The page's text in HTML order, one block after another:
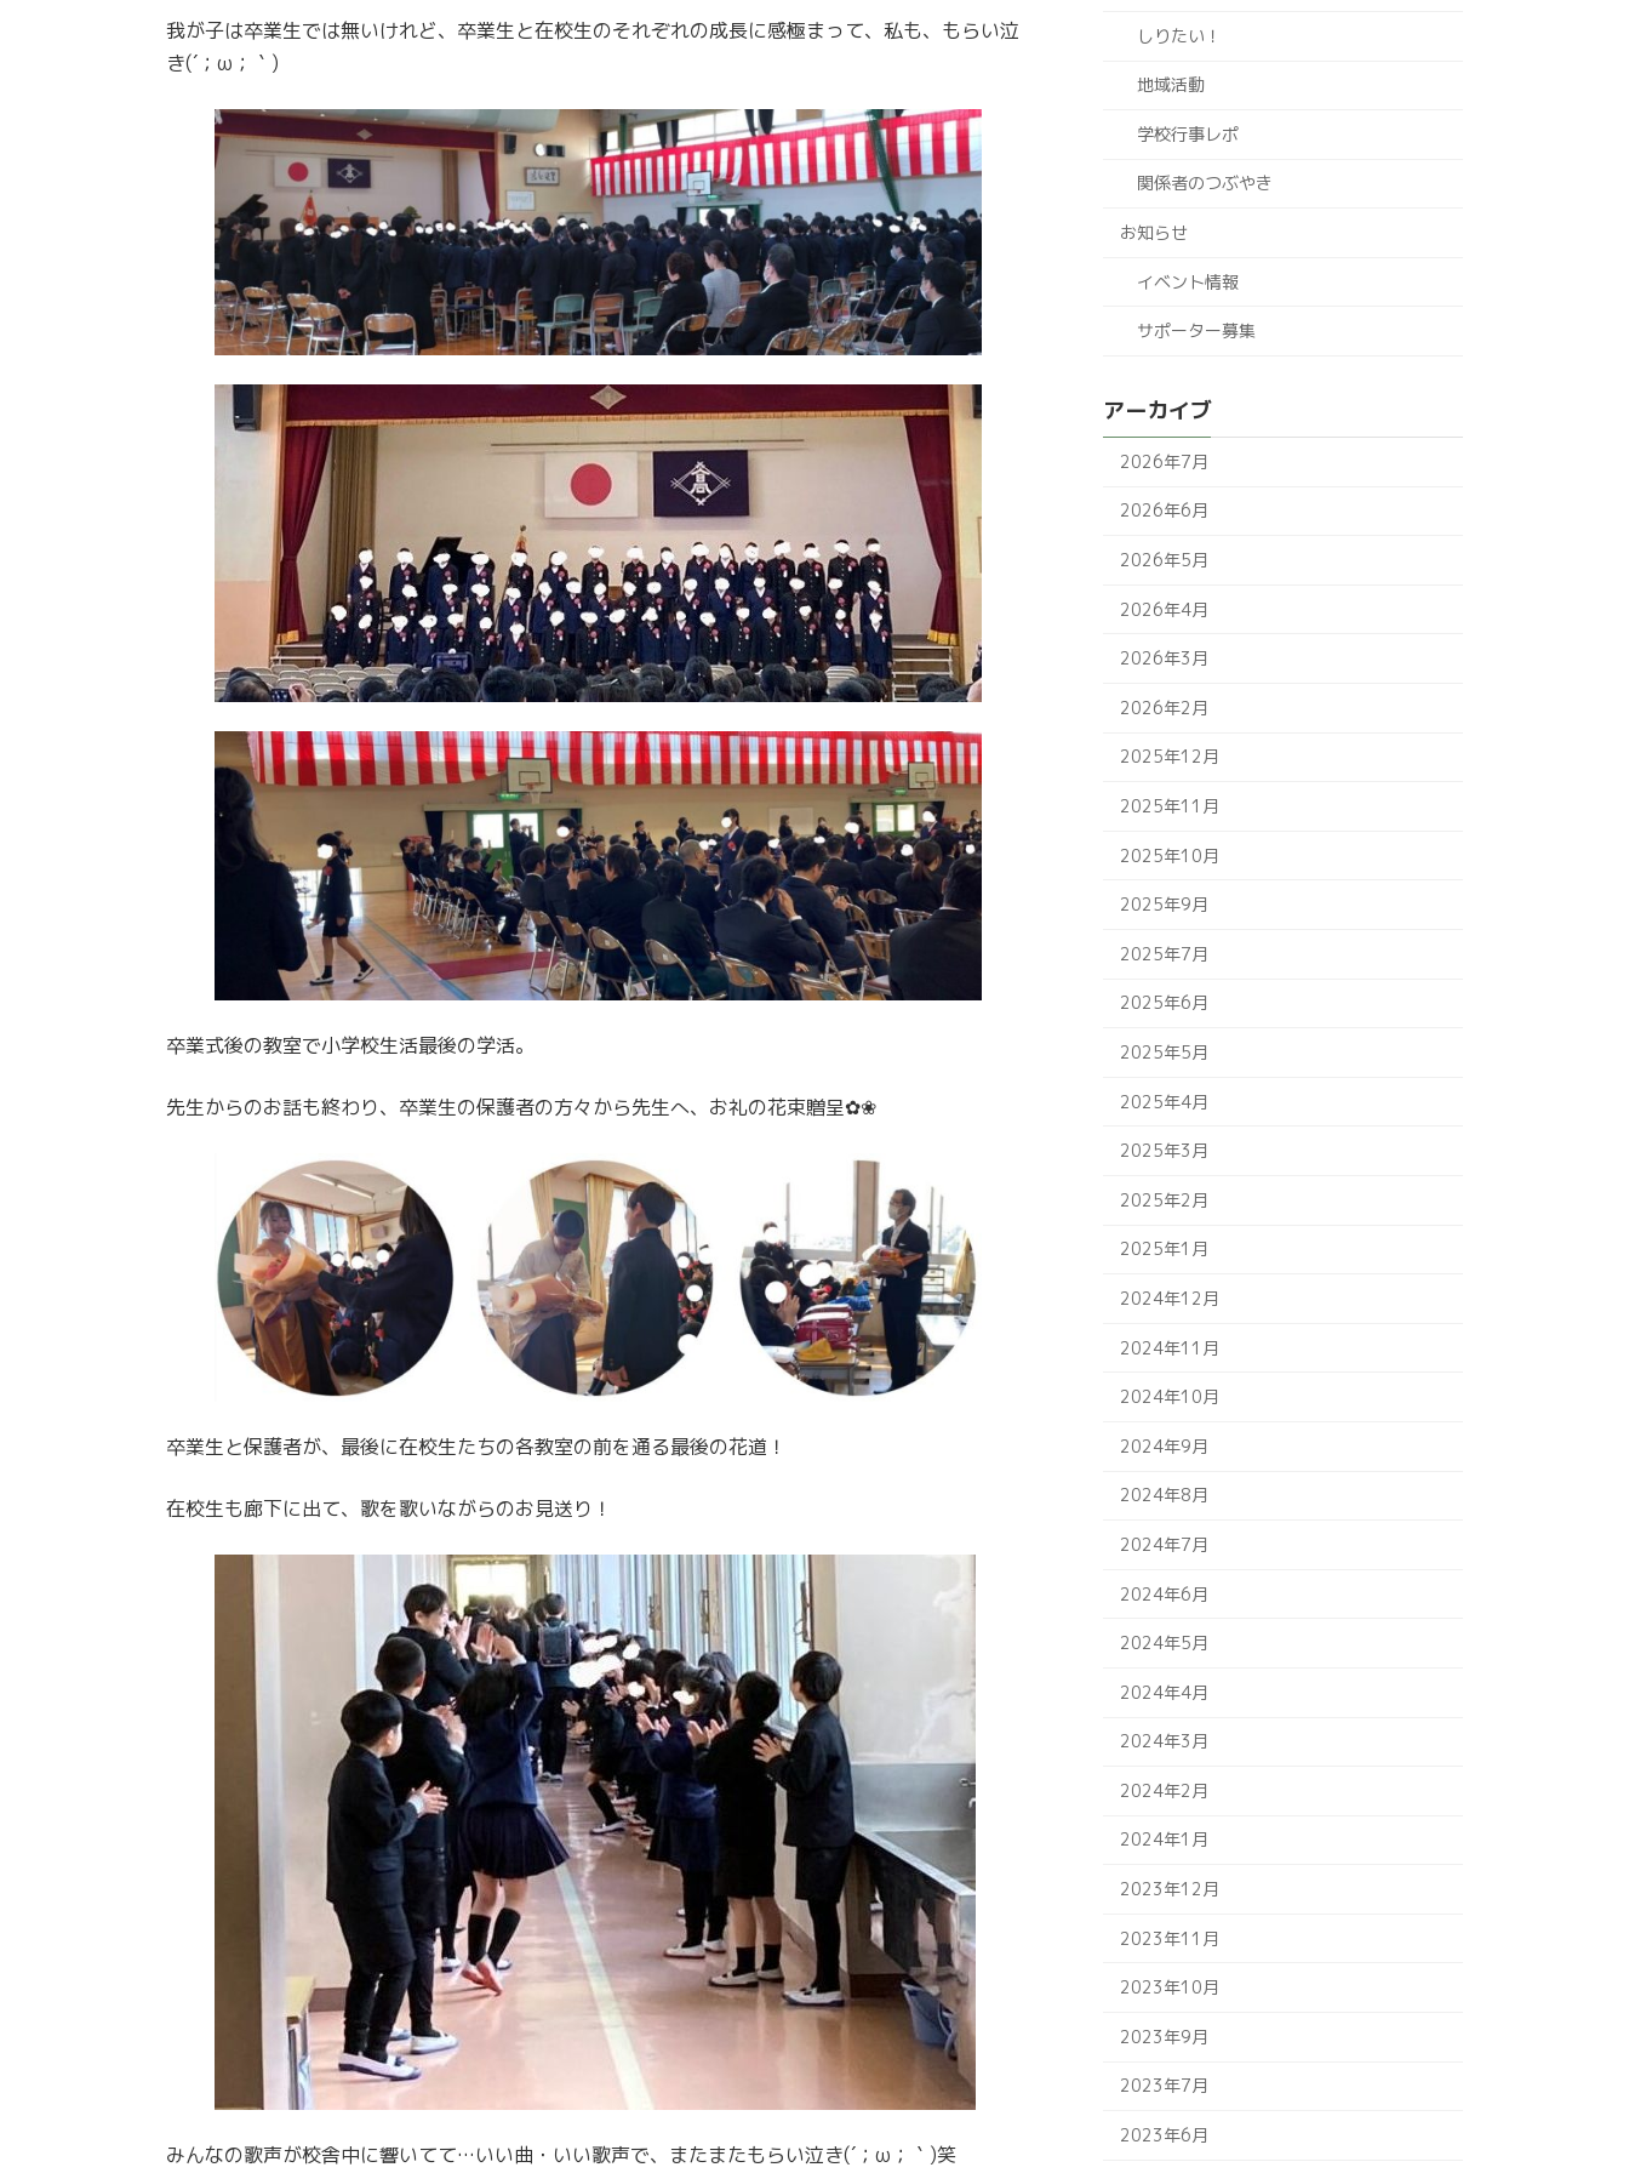
我が子は卒業生では無いけれど、卒業生と在校生のそれぞれの成長に感極まって、私も、もらい泣
き(´；ω；｀)
卒業式後の教室で小学校生活最後の学活。
先生からのお話も終わり、卒業生の保護者の方々から先生へ、お礼の花束贈呈✿❀
卒業生と保護者が、最後に在校生たちの各教室の前を通る最後の花道！
在校生も廊下に出て、歌を歌いながらのお見送り！
みんなの歌声が校舎中に響いてて…いい曲・いい歌声で、またまたもらい泣き(´；ω；｀)笑
しりたい！
地域活動
学校行事レポ
関係者のつぶやき
お知らせ
イベント情報
サポーター募集
アーカイブ
2026年7月
2026年6月
2026年5月
2026年4月
2026年3月
2026年2月
2025年12月
2025年11月
2025年10月
2025年9月
2025年7月
2025年6月
2025年5月
2025年4月
2025年3月
2025年2月
2025年1月
2024年12月
2024年11月
2024年10月
2024年9月
2024年8月
2024年7月
2024年6月
2024年5月
2024年4月
2024年3月
2024年2月
2024年1月
2023年12月
2023年11月
2023年10月
2023年9月
2023年7月
2023年6月